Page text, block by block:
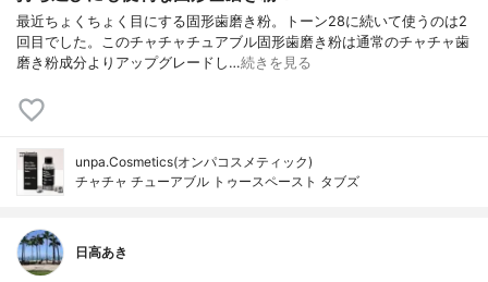
最近ちょくちょく目にする固形歯磨き粉。トーン28に続いて使うのは2
回目でした。このチャチャチュアブル固形歯磨き粉は通常のチャチャ歯
磨き粉成分よりアップグレードし…続きを見る
unpa.Cosmetics(オンパコスメティック)
チャチャ チューアブル トゥースペースト タブズ
日高あき